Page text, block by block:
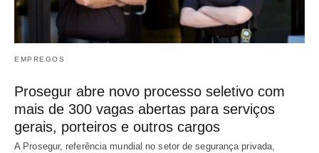
EMPREGOS
Prosegur abre novo processo seletivo com
mais de 300 vagas abertas para serviços
gerais, porteiros e outros cargos
A Prosegur, referência mundial no setor de segurança privada,